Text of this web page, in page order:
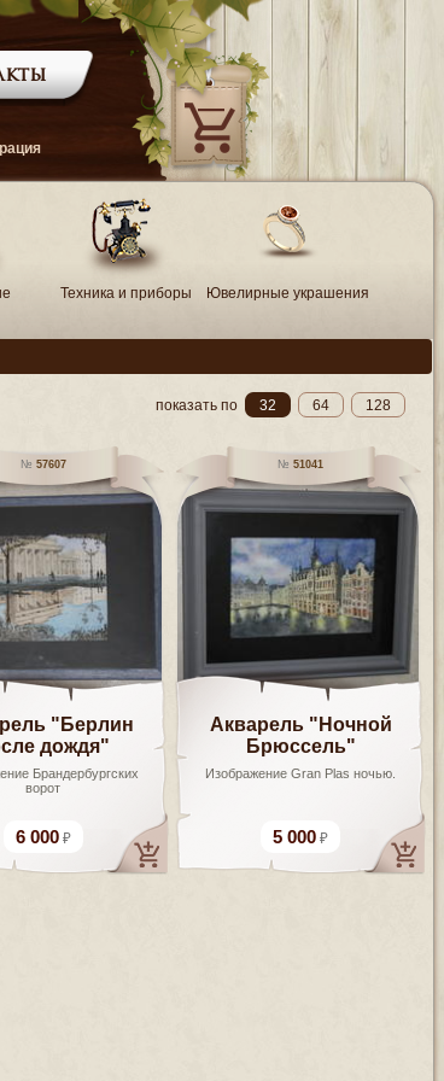
—
Техника и приборы Ювелирные украшения
показать по 32 64 128
57607
"Берлин
дождя"
Брандербургских
ворот
6 000
51041
Акварель "Ночной
Брюссель"
Изображение Gran Plas ночью.
5 000